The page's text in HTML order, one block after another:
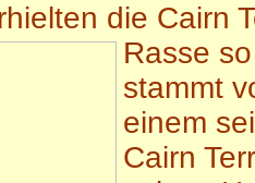
die Cairn
Rasse
stammt
einem
Cairn